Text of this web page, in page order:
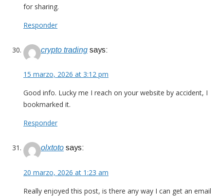
for sharing.
Responder
crypto trading says:
15 marzo, 2026 at 3:12 pm
Good info. Lucky me I reach on your website by accident, I
bookmarked it.
Responder
olxtoto says:
20 marzo, 2026 at 1:23 am
Really enjoyed this post, is there any way I can get an email